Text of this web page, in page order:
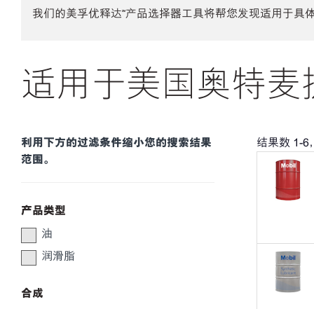
我们的美孚优释达℠产品选择器工具将帮您发现适用于具
适用于美国奥特
利用下方的过滤条件缩小您的搜索结果
范围。
产品类型
油
润滑脂
合成
结果数 1-6